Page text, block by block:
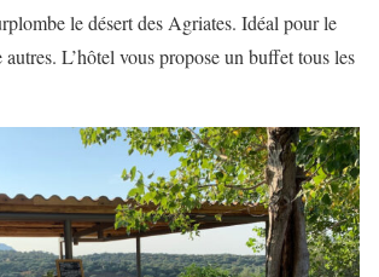
le désert des Agriates. Idéal pour le
L’hôtel vous propose un buffet tous les